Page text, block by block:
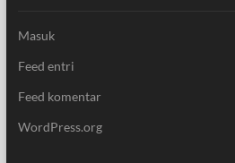
Masuk
Feed entri
Feed komentar
WordPress.org